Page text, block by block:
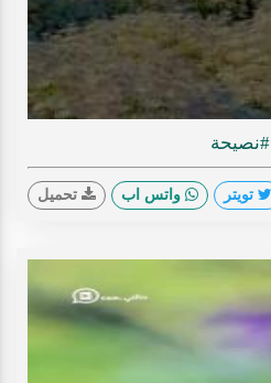
#نصيحة
تويتر واتس اب تحميل